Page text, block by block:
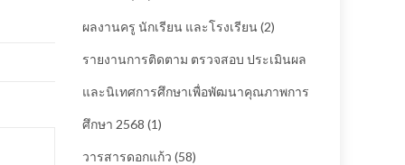
ผลงานครู นักเรียน และโรงเรียน (2)
รายงานการติดตาม ตรวจสอบ ประเมินผล
และนิเทศการศึกษาเพื่อพัฒนาคุณภาพการ
ศึกษา 2568 (1)
วารสารดอกแก้ว (58)